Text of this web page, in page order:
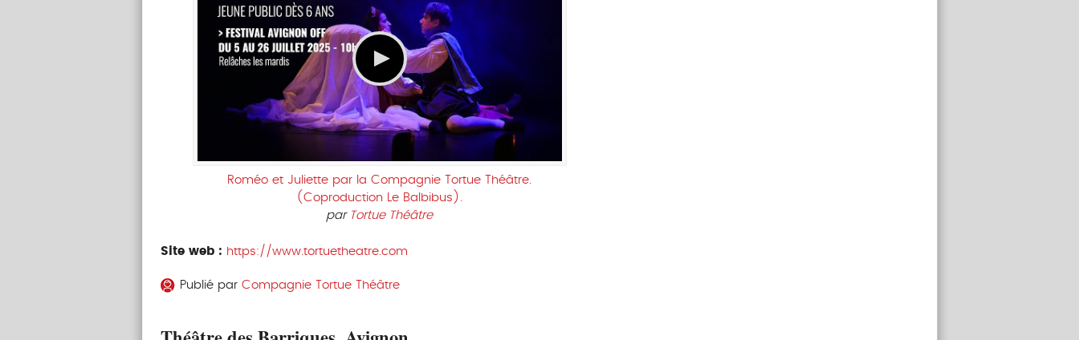
Roméo et Juliette par la Compagnie Tortue Théâtre.
(Coproduction Le Balbibus).
par Tortue Théâtre
Site web : https://www.tortuetheatre.com
Publié par Compagnie Tortue Théâtre